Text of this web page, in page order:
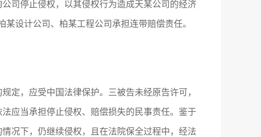
司停止侵权，以其侵权行为造成天某公司的经济
设计公司、柏某工程公司承担连带赔偿责任。
定，应受中国法律保护。三被告未经原告许可，
应当承担停止侵权、赔偿损失的民事责任。鉴于
况下，仍继续侵权，且在法院保全过程中，经法